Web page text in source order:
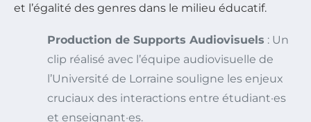
et l’égalité des genres dans le milieu éducatif.
Production de Supports Audiovisuels : Un
clip réalisé avec l’équipe audiovisuelle de
l’Université de Lorraine souligne les enjeux
cruciaux des interactions entre étudiant·es
et enseignant·es.